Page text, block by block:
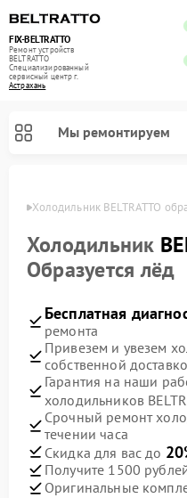
FIX-BELTRATTO
Ремонт устройств
BELTRATTO
Специализированный
cервисный центр г.
Астрахань
Мы ремонтируем
Холодильник BELTRATTO
Холодильник
Образуется лёд
Бесплатная
ремонта
Привезем и увезем
собственной
Гарантия на наши
холодильников
Срочный ремонт
течении часа
Скидка для вас до
Получите 1500
Оригинальные